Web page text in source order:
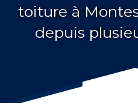
toiture à
depuis